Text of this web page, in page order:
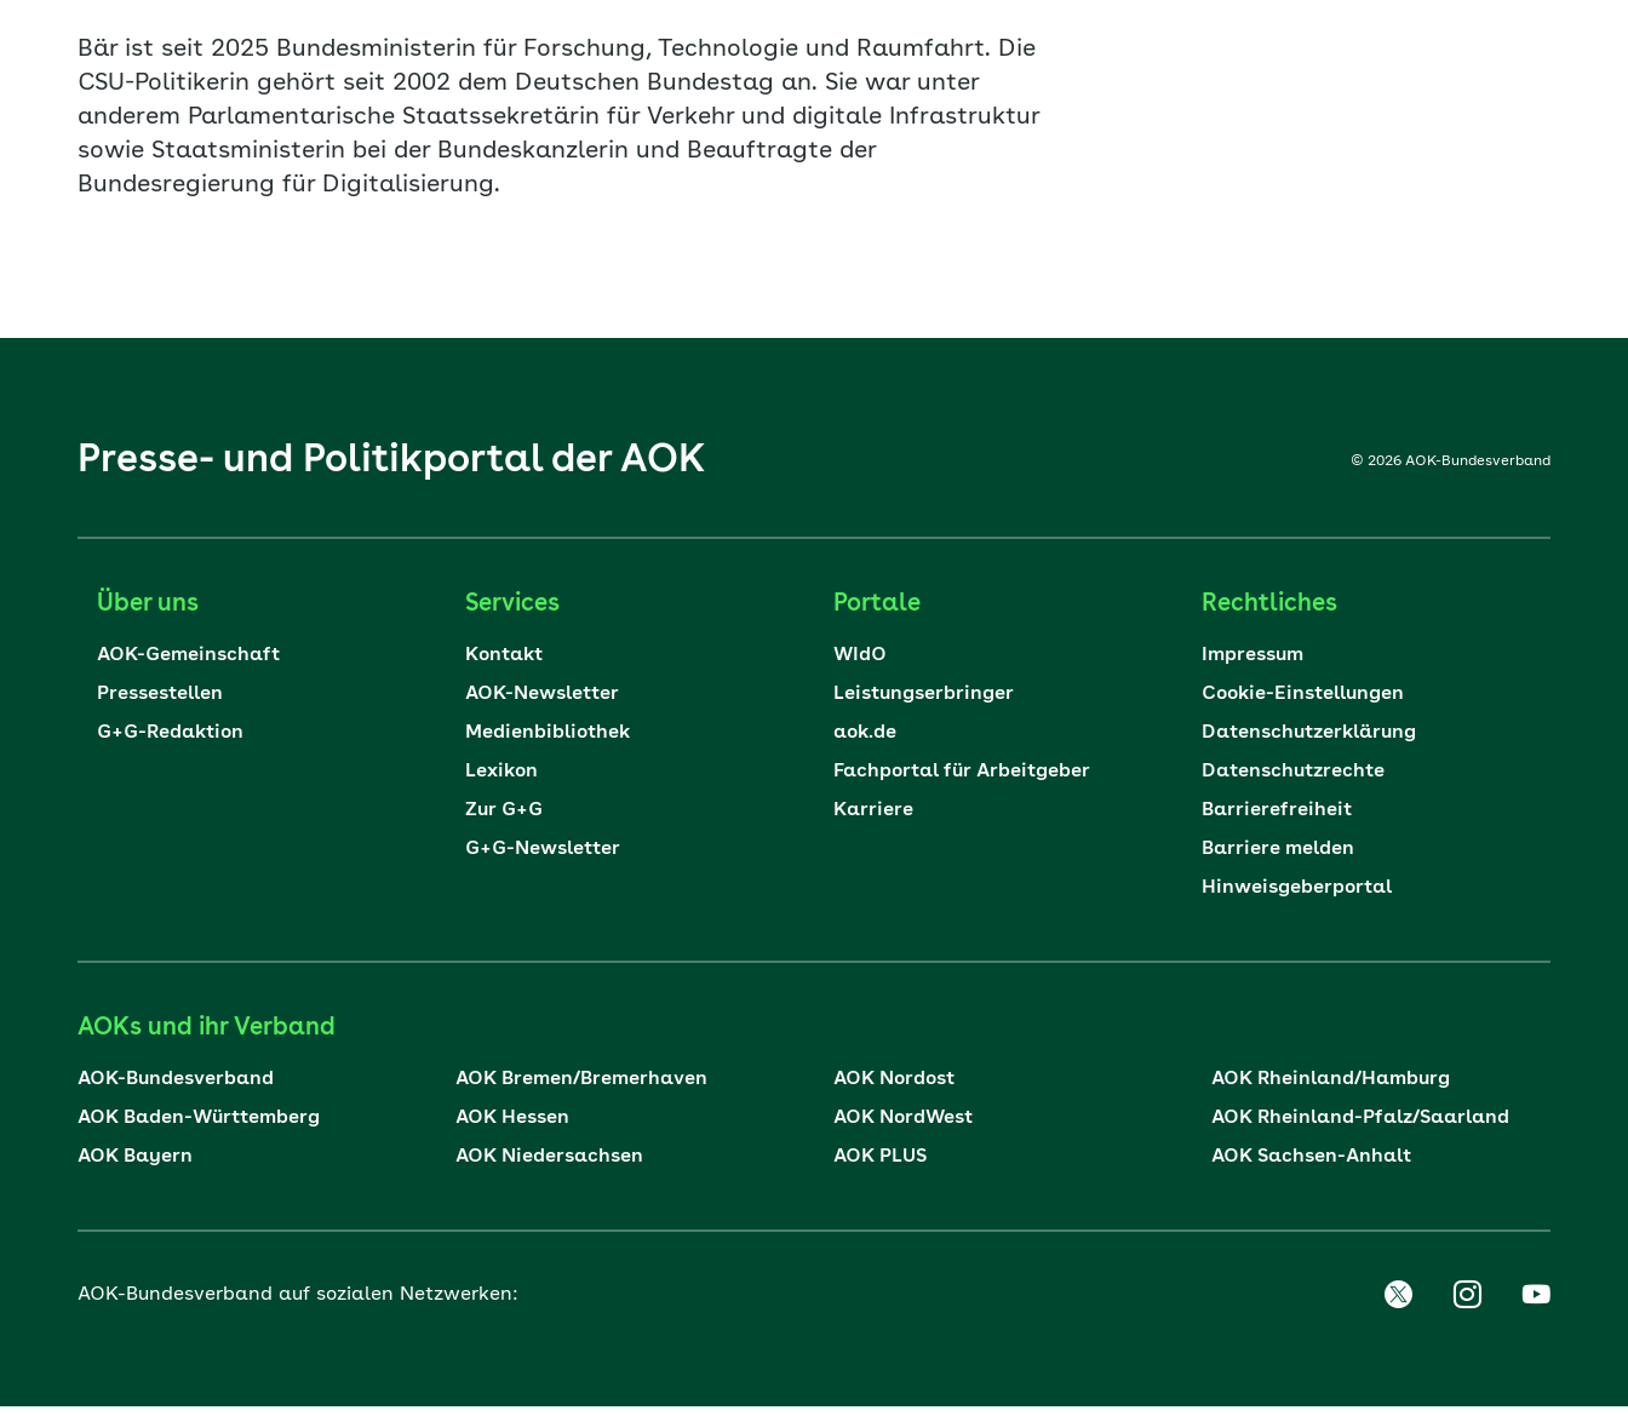
Bär ist seit 2025 Bundesministerin für Forschung, Technologie und Raumfahrt. Die
CSU-Politikerin gehört seit 2002 dem Deutschen Bundestag an. Sie war unter
anderem Parlamentarische Staatssekretärin für Verkehr und digitale Infrastruktur
sowie Staatsministerin bei der Bundeskanzlerin und Beauftragte der
Bundesregierung für Digitalisierung.
Presse- und Politikportal der AOK © 2026 AOK-Bundesverband
Über uns
AOK-Gemeinschaft
Pressestellen
G+G-Redaktion
Services
Kontakt
AOK-Newsletter
Medienbibliothek
Lexikon
Zur G+G
G+G-Newsletter
Portale
WIdO
Leistungserbringer
aok.de
Fachportal für Arbeitgeber
Karriere
Rechtliches
Impressum
Cookie-Einstellungen
Datenschutzerklärung
Datenschutzrechte
Barrierefreiheit
Barriere melden
Hinweisgeberportal
AOKs und ihr Verband
AOK-Bundesverband
AOK Baden-Württemberg
AOK Bayern
AOK Bremen/Bremerhaven
AOK Hessen
AOK Niedersachsen
AOK Nordost
AOK NordWest
AOK PLUS
AOK Rheinland/Hamburg
AOK Rheinland-Pfalz/Saarland
AOK Sachsen-Anhalt
AOK-Bundesverband auf sozialen Netzwerken: